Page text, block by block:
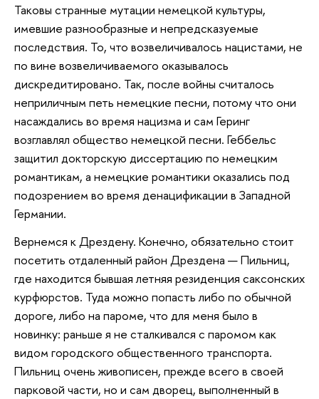
Таковы странные мутации немецкой культуры,
имевшие разнообразные и непредсказуемые
последствия. То, что возвеличивалось нацистами, не
по вине возвеличиваемого оказывалось
дискредитировано. Так, после войны считалось
неприличным петь немецкие песни, потому что они
насаждались во время нацизма и сам Геринг
возглавлял общество немецкой песни. Геббельс
защитил докторскую диссертацию по немецким
романтикам, а немецкие романтики оказались под
подозрением во время денацификации в Западной
Германии.
Вернемся к Дрездену. Конечно, обязательно стоит
посетить отдаленный район Дрездена — Пильниц,
где находится бывшая летняя резиденция саксонских
курфюрстов. Туда можно попасть либо по обычной
дороге, либо на пароме, что для меня было в
новинку: раньше я не сталкивался с паромом как
видом городского общественного транспорта.
Пильниц очень живописен, прежде всего в своей
парковой части, но и сам дворец, выполненный в